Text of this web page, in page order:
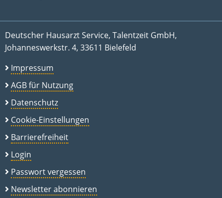
Deutscher Hausarzt Service, Talentzeit GmbH,
Johanneswerkstr. 4, 33611 Bielefeld
Impressum
AGB für Nutzung
Datenschutz
Cookie-Einstellungen
Barrierefreiheit
Login
Passwort vergessen
Newsletter abonnieren